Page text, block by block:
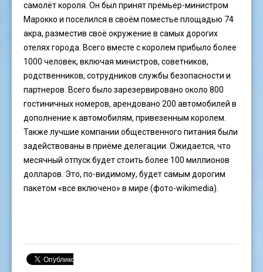
самолёт короля. Он был принят премьер-министром
Марокко и поселился в своём поместье площадью 74
акра, разместив своё окружение в самых дорогих
отелях города. Всего вместе с королем прибыло более
1000 человек, включая министров, советников,
родственников, сотрудников службы безопасности и
партнеров. Всего было зарезервировано около 800
гостиничных номеров, арендовано 200 автомобилей в
дополнение к автомобилям, привезенным королем.
Также лучшие компании общественного питания были
задействованы в приёме делегации. Ожидается, что
месячный отпуск будет стоить более 100 миллионов
долларов. Это, по-видимому, будет самым дорогим
пакетом «все включено» в мире (фото-wikimedia).